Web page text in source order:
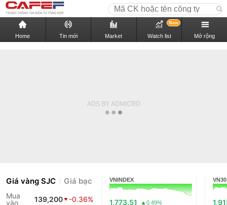
Home Tin mới Market Watch list
New
Mở rộng
Giá vàng SJC Giá bạc
Mua
vào
139,200
-0.36%
VNINDEX
1,773.51 0.49%
VN30